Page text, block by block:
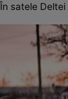
În satele